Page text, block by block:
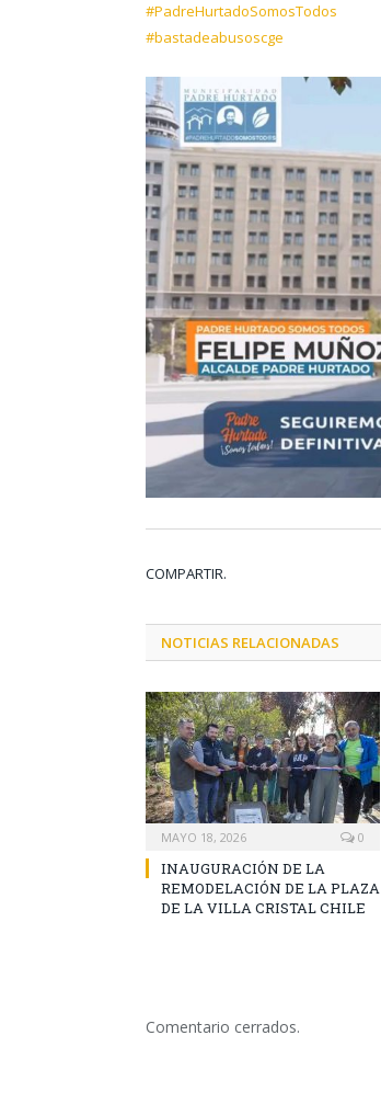
#PadreHurtadoSomosTodos
#bastadeabusoscge
COMPARTIR.
NOTICIAS RELACIONADAS
MAYO 18, 2026 0
INAUGURACIÓN DE LA
REMODELACIÓN DE LA PLAZA
DE LA VILLA CRISTAL CHILE
Comentario cerrados.